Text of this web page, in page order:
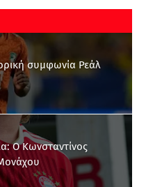
συμφωνία Ρεάλ
O Κωνσταντίνος